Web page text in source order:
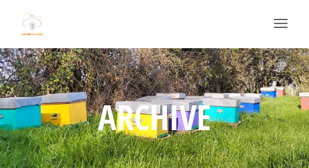
ARCHIVE